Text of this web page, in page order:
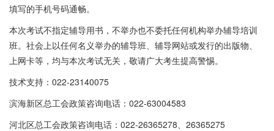
填写的手机号码通畅。
本次考试不指定辅导用书，不举办也不委托任何机构举办辅导培训
班。社会上以任何名义举办的辅导班、辅导网站或发行的出版物、
上网卡等，均与本次考试无关，敬请广大考生提高警惕。
技术支持：022-23140075
滨海新区总工会政策咨询电话：022-63004583
河北区总工会政策咨询电话：022-26365278、26365275